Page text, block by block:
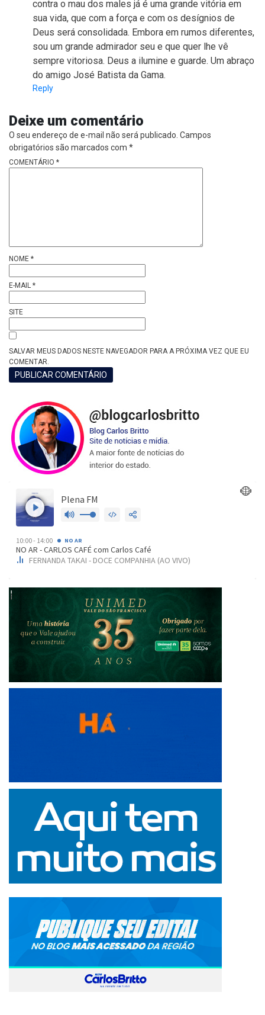
contra o mau dos males já é uma grande vitória em
sua vida, que com a força e com os desígnios de
Deus será consolidada. Embora em rumos diferentes,
sou um grande admirador seu e que quer lhe vê
sempre vitoriosa. Deus a ilumine e guarde. Um abraço
do amigo José Batista da Gama.
Reply
Deixe um comentário
O seu endereço de e-mail não será publicado. Campos
obrigatórios são marcados com *
COMENTÁRIO *
NOME *
E-MAIL *
SITE
SALVAR MEUS DADOS NESTE NAVEGADOR PARA A PRÓXIMA VEZ QUE EU
COMENTAR.